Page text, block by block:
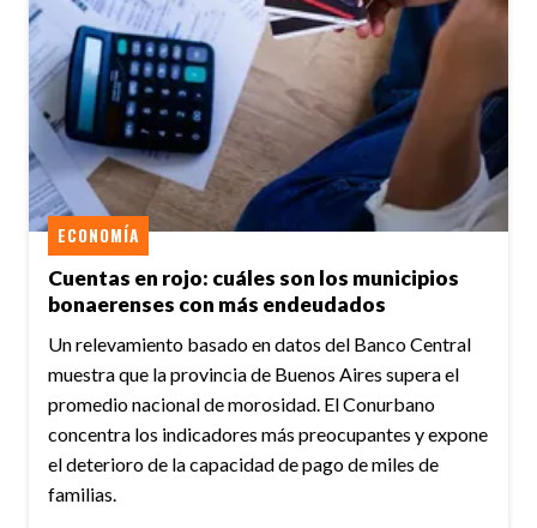
Cuentas en rojo: cuáles son los municipios
bonaerenses con más endeudados
ECONOMÍA
Un relevamiento basado en datos del Banco Central
muestra que la provincia de Buenos Aires supera el
promedio nacional de morosidad. El Conurbano
concentra los indicadores más preocupantes y expone
el deterioro de la capacidad de pago de miles de
familias.